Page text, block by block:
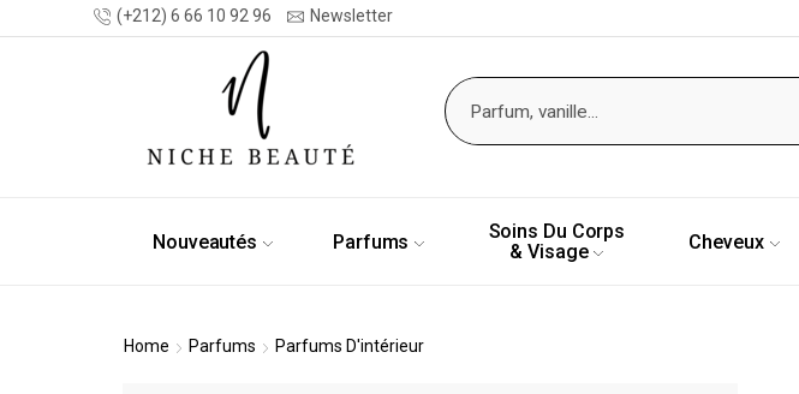
(+212) 6 66 10 92 96 Newsletter
Nouveautés Parfums
Soins Du Corps
& Visage
Cheveux
Home Parfums Parfums D'intérieur